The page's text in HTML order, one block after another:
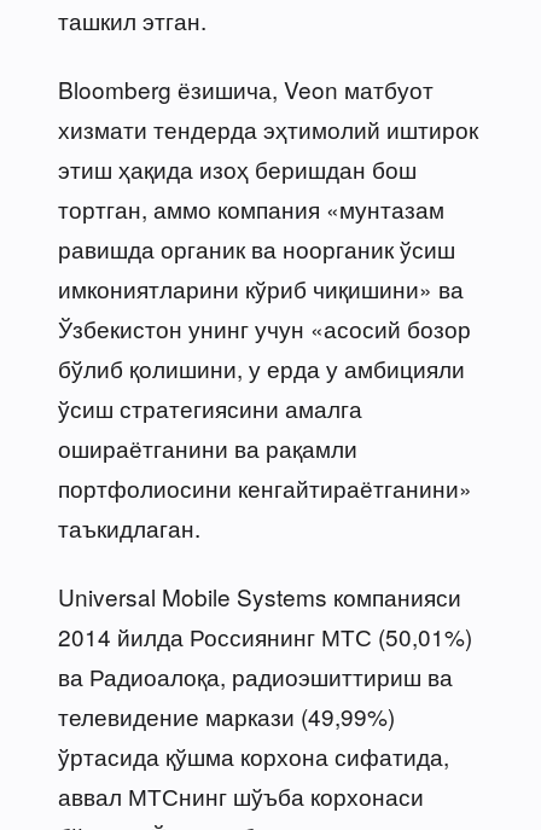
ташкил этган.
Bloomberg ёзишича, Veon матбуот
хизмати тендерда эҳтимолий иштирок
этиш ҳақида изоҳ беришдан бош
тортган, аммо компания «мунтазам
равишда органик ва ноорганик ўсиш
имкониятларини кўриб чиқишини» ва
Ўзбекистон унинг учун «асосий бозор
бўлиб қолишини, у ерда у амбицияли
ўсиш стратегиясини амалга
ошираётганини ва рақамли
портфолиосини кенгайтираётганини»
таъкидлаган.
Universal Mobile Systems компанияси
2014 йилда Россиянинг МТС (50,01%)
ва Радиоалоқа, радиоэшиттириш ва
телевидение маркази (49,99%)
ўртасида қўшма корхона сифатида,
аввал МТСнинг шўъба корхонаси